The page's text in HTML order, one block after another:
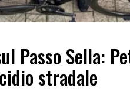
Passo Sella:
stradale